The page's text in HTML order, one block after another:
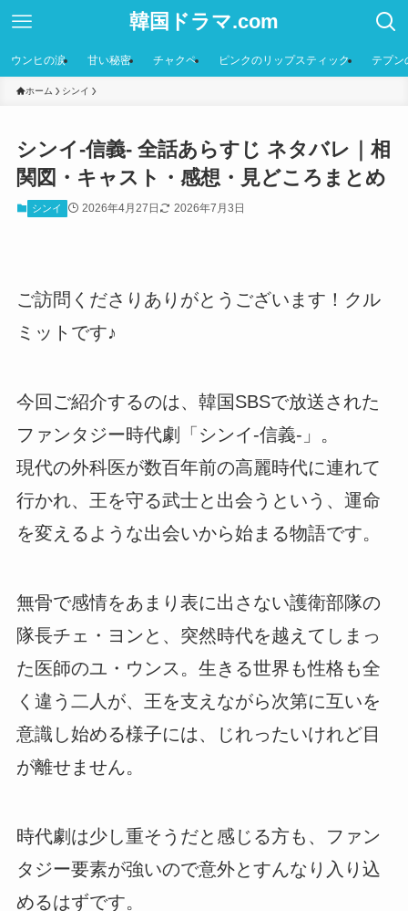
韓国ドラマ.com
ウンヒの涙 甘い秘密 チャクペ ピンクのリップスティック テプン
ホーム シンイ
シンイ-信義- 全話あらすじ ネタバレ｜相
関図・キャスト・感想・見どころまとめ
シンイ 2026年4月27日 2026年7月3日
ご訪問くださりありがとうございます！クル
ミットです♪
今回ご紹介するのは、韓国SBSで放送された
ファンタジー時代劇「シンイ-信義-」。
現代の外科医が数百年前の高麗時代に連れて
行かれ、王を守る武士と出会うという、運命
を変えるような出会いから始まる物語です。
無骨で感情をあまり表に出さない護衛部隊の
隊長チェ・ヨンと、突然時代を越えてしまっ
た医師のユ・ウンス。生きる世界も性格も全
く違う二人が、王を支えながら次第に互いを
意識し始める様子には、じれったいけれど目
が離せません。
時代劇は少し重そうだと感じる方も、ファン
タジー要素が強いので意外とすんなり入り込
めるはずです。